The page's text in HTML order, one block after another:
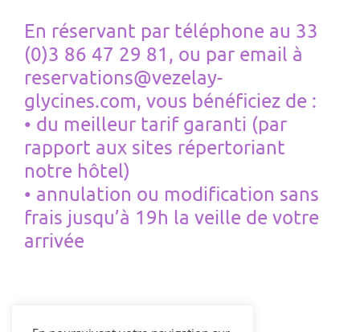
En réservant par téléphone au 33
(0)3 86 47 29 81, ou par email à
reservations@vezelay-
glycines.com, vous bénéficiez de :
• du meilleur tarif garanti (par
rapport aux sites répertoriant
notre hôtel)
• annulation ou modification sans
frais jusqu’à 19h la veille de votre
arrivée